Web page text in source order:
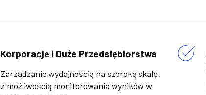
Korporacje i Duże Przedsiębiorstwa
Zarządzanie wydajnością na szeroką skalę,
z możliwością monitorowania wyników w